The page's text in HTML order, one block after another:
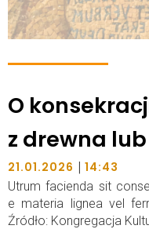
O
z drewna
21.01.2026 | 14:43
Utrum facienda sit
e materia lignea vel
Źródło: Kongregacja